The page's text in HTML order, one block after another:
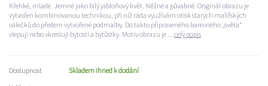
Křehké, mladé. Jemné jako bílý jabloňový květ. Něžné a půvabné. Originál obrazu je
vytvořen kombinovanou technikou, při níž ráda využívám otisk starých malířských
válečků do předem vytvořené podmalby. Do takto připraveného barevného „světa“
vlepuji nebo vkresluji bytosti a bytůstky. Motiv obrazu je ... celý popis
Dostupnost
Skladem ihned k dodání